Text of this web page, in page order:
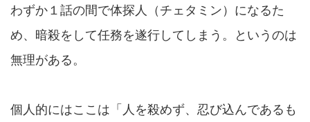
わずか１話の間で体探人（チェタミン）になるた
め、暗殺をして任務を遂行してしまう。というのは
無理がある。
個人的にはここは「人を殺めず、忍び込んであるも